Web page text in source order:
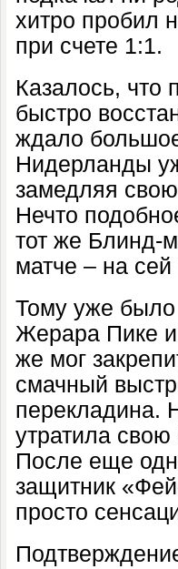
хитро пробил
при счете 1:1.
Казалось, что
быстро
ждало
Нидерланды
замедляя
Нечто
тот же Блинд-
матче – на
Тому уже было
Жерара Пике и
же мог
смачный
перекладина.
утратила
После еще
защитник
просто